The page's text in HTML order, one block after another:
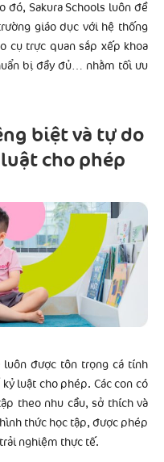
đó, Sakura Schools luôn đề
giáo dục với hệ thống
cụ trực quan sắp xếp khoa
bị đầy đủ… nhằm tối ưu
biệt và tự do
cho phép
luôn được tôn trọng cá tính
luật cho phép. Các con có
theo nhu cầu, sở thích và
thức học tập, được phép
nghiệm thực tế.